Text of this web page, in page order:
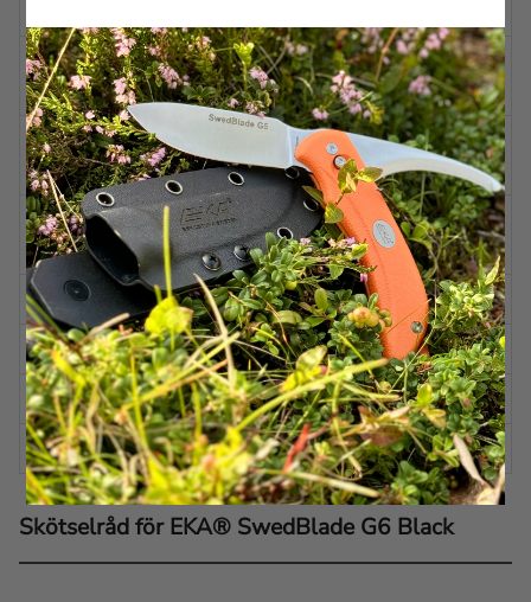
BLADSLIPNING
(GUTTING)
Skandinavisk
BLADVINKEL
(SKINNING)
Ca 20 grader per sida
BLADVINKEL
(GUTTING)
Ca 12 grader per sida
HANDTAG
Proflex™
FODRAL
Kydex
EGENSKAPER
Växlingsbar
ÖVRIGT
Isärtagbar funktion
Skötselråd för EKA® SwedBlade G6 Black